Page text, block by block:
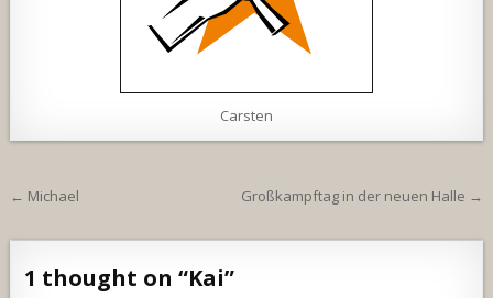
Carsten
Beitragsnavigation
← Michael Großkampftag in der neuen Halle →
1 thought on “Kai”